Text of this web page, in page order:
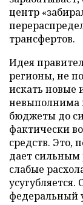
центр
трансфертов.
Идея
регионы, не
искать новые
невыполнима
бюджеты до
фактически
средств. Это,
дает сильным
слабые
усугубляется.
федеральный